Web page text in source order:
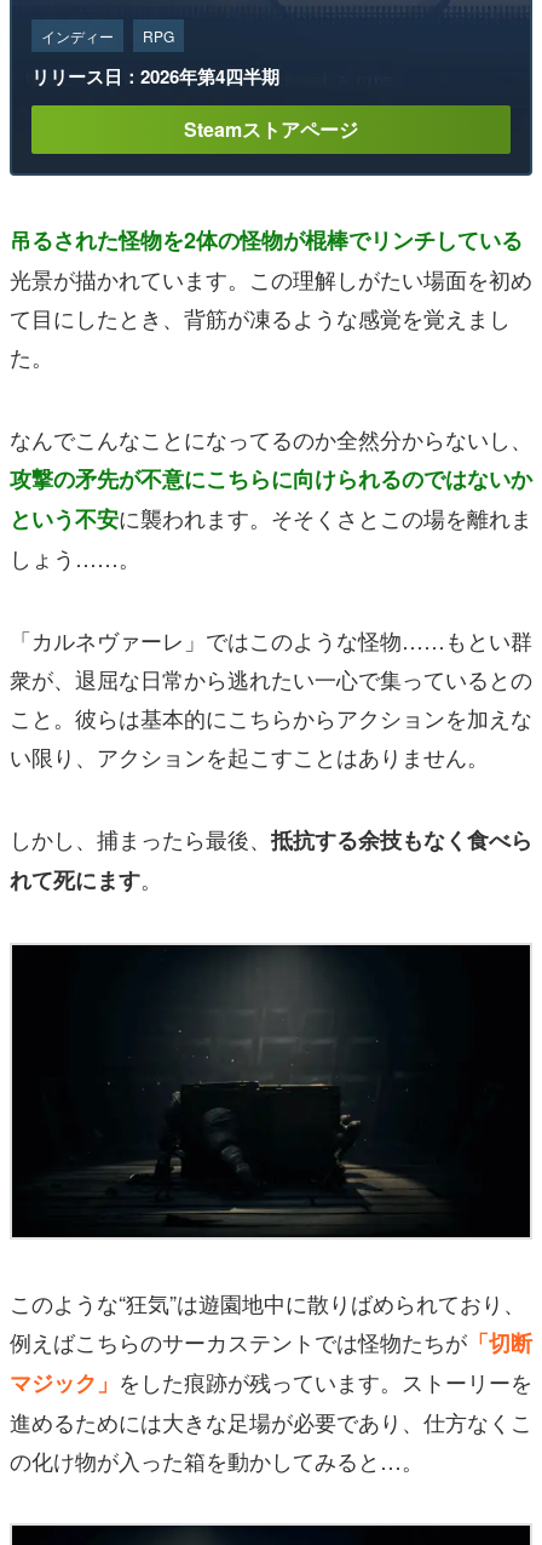
インディー RPG
リリース日：2026年第4四半期
Steamストアページ
吊るされた怪物を2体の怪物が棍棒でリンチしている
光景が描かれています。この理解しがたい場面を初め
て目にしたとき、背筋が凍るような感覚を覚えまし
た。
なんでこんなことになってるのか全然分からないし、
攻撃の矛先が不意にこちらに向けられるのではないか
という不安に襲われます。そそくさとこの場を離れま
しょう……。
「カルネヴァーレ」ではこのような怪物……もとい群
衆が、退屈な日常から逃れたい一心で集っているとの
こと。彼らは基本的にこちらからアクションを加えな
い限り、アクションを起こすことはありません。
しかし、捕まったら最後、 抵抗する余技もなく食べら
れて死にます。
このような“狂気”は遊園地中に散りばめられており、
例えばこちらのサーカステントでは怪物たちが 「切断
マジック」 をした痕跡が残っています。ストーリーを
進めるためには大きな足場が必要であり、仕方なくこ
の化け物が入った箱を動かしてみると…。